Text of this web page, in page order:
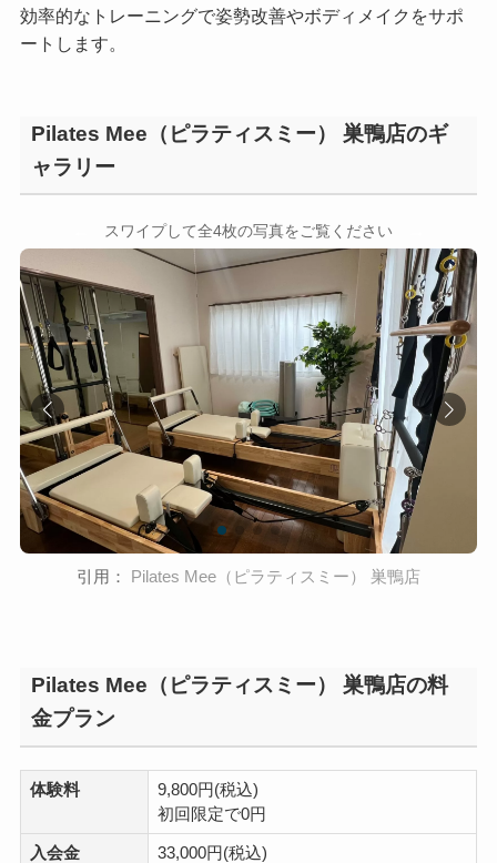
効率的なトレーニングで姿勢改善やボディメイクをサポ
ートします。
Pilates Mee（ピラティスミー） 巣鴨店のギ
ャラリー
スワイプして全4枚の写真をご覧ください
引用： Pilates Mee（ピラティスミー） 巣鴨店
Pilates Mee（ピラティスミー） 巣鴨店の料
金プラン
体験料
9,800円(税込)
初回限定で0円
入会金
33,000円(税込)